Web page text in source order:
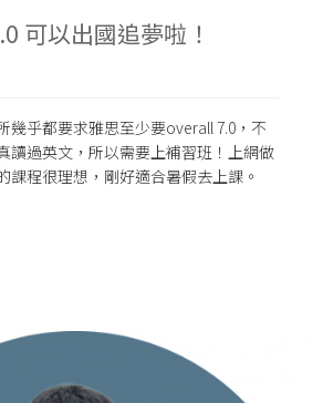
可以出國追夢啦！
幾乎都要求雅思至少要overall 7.0，不
讀過英文，所以需要上補習班！上網做
課程很理想，剛好適合暑假去上課。